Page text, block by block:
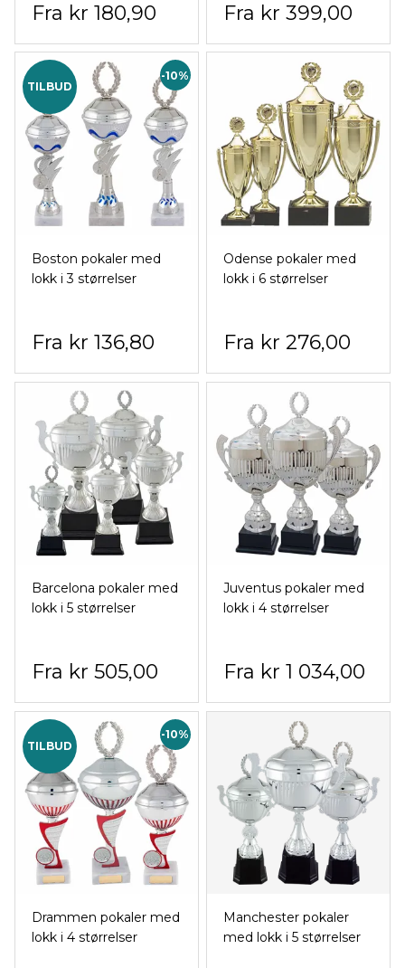
kr 180,90 kr 399,00
TILBUD
Boston pokaler med
lokk i 3 størrelser
-10%
kr 136,80
Odense pokaler med
lokk i 6 størrelser
kr 276,00
Barcelona pokaler med
lokk i 5 størrelser
kr 505,00
Juventus pokaler med
lokk i 4 størrelser
kr 1 034,00
TILBUD
Drammen pokaler med
lokk i 4 størrelser
-10%
Manchester pokaler
med lokk i 5 størrelser